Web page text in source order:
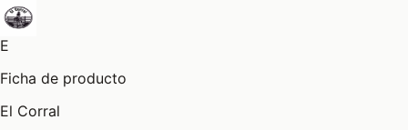
E
Ficha de producto
El Corral